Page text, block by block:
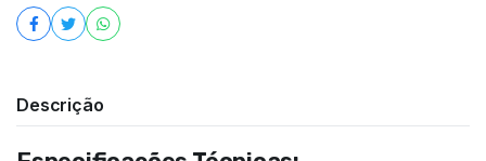
Descrição